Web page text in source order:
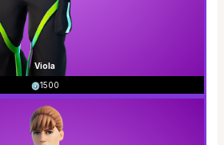
Viola
1500